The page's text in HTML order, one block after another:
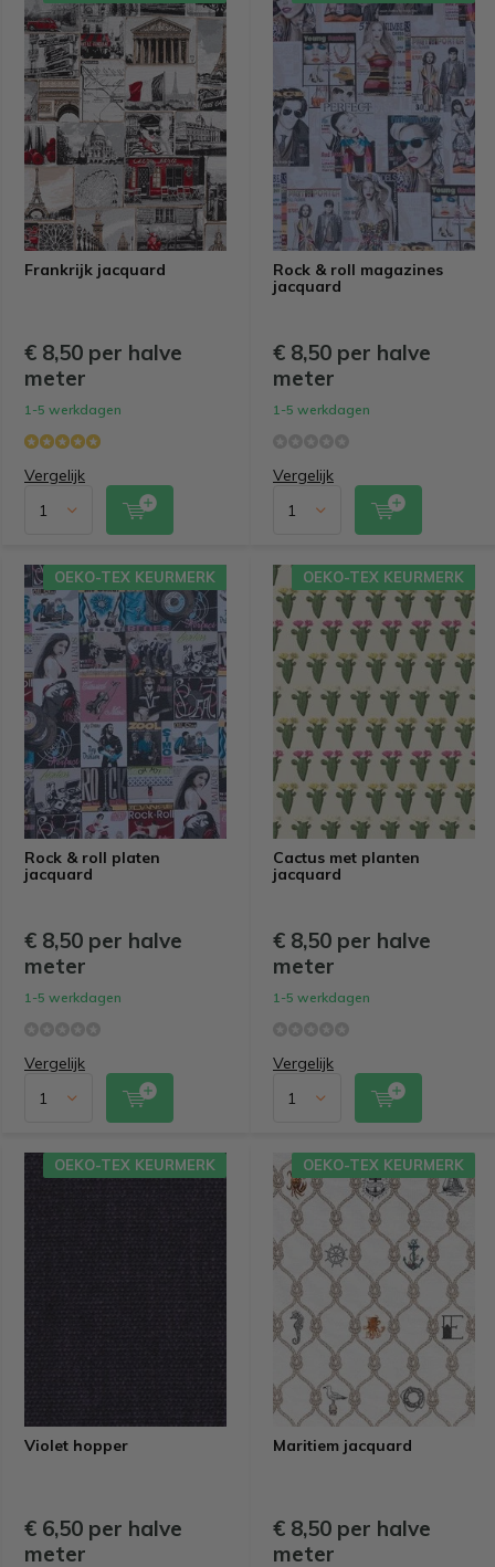
Frankrijk jacquard
€ 8,50 per halve
meter
1-5 werkdagen
Vergelijk
Rock & roll magazines
jacquard
€ 8,50 per halve
meter
1-5 werkdagen
Vergelijk
Rock & roll platen
jacquard
OEKO-TEX KEURMERK
€ 8,50 per halve
meter
1-5 werkdagen
Vergelijk
Cactus met planten
jacquard
OEKO-TEX KEURMERK
€ 8,50 per halve
meter
1-5 werkdagen
Vergelijk
Violet hopper
OEKO-TEX KEURMERK
€ 6,50 per halve
meter
Maritiem jacquard
OEKO-TEX KEURMERK
€ 8,50 per halve
meter